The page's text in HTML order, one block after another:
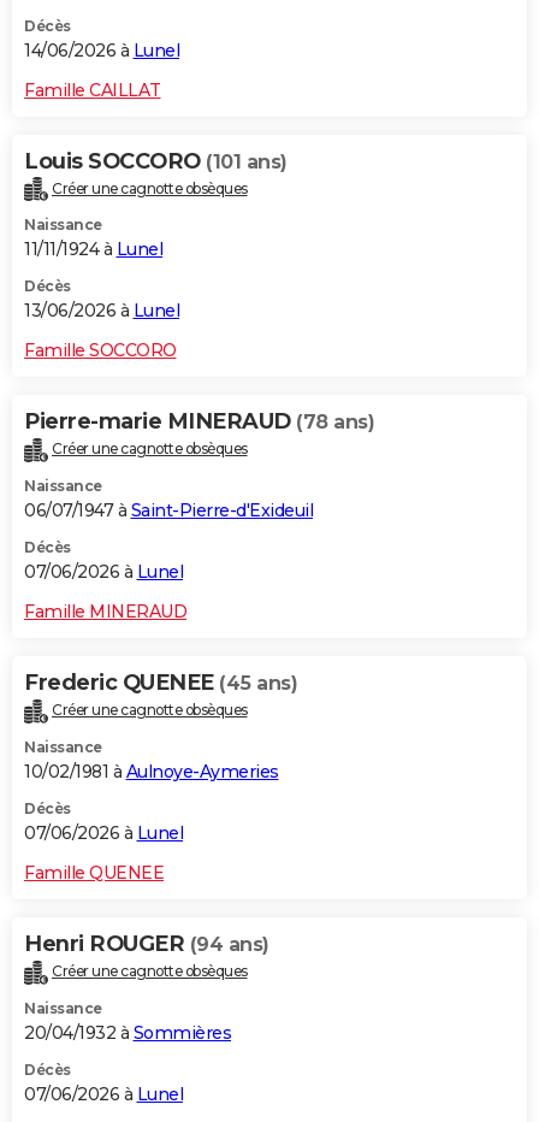
Décès
14/06/2026 à Lunel
Famille CAILLAT
Louis SOCCORO (101 ans)
Créer une cagnotte obsèques
Naissance
11/11/1924 à Lunel
Décès
13/06/2026 à Lunel
Famille SOCCORO
Pierre-marie MINERAUD (78 ans)
Créer une cagnotte obsèques
Naissance
06/07/1947 à Saint-Pierre-d'Exideuil
Décès
07/06/2026 à Lunel
Famille MINERAUD
Frederic QUENEE (45 ans)
Créer une cagnotte obsèques
Naissance
10/02/1981 à Aulnoye-Aymeries
Décès
07/06/2026 à Lunel
Famille QUENEE
Henri ROUGER (94 ans)
Créer une cagnotte obsèques
Naissance
20/04/1932 à Sommières
Décès
07/06/2026 à Lunel